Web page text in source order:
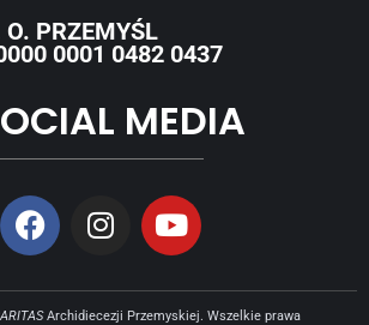
PRZEMYŚL
0001 0482 0437
MEDIA
Archidiecezji Przemyskiej. Wszelkie prawa